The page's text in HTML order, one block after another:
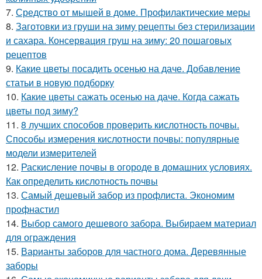
7. Средство от мышей в доме. Профилактические меры
8. Заготовки из груши на зиму рецепты без стерилизации
и сахара. Консервация груш на зиму: 20 пошаговых
рецептов
9. Какие цветы посадить осенью на даче. Добавление
статьи в новую подборку
10. Какие цветы сажать осенью на даче. Когда сажать
цветы под зиму?
11. 8 лучших способов проверить кислотность почвы.
Способы измерения кислотности почвы: популярные
модели измерителей
12. Раскисление почвы в огороде в домашних условиях.
Как определить кислотность почвы
13. Самый дешевый забор из профлиста. Экономим
профнастил
14. Выбор самого дешевого забора. Выбираем материал
для ограждения
15. Варианты заборов для частного дома. Деревянные
заборы